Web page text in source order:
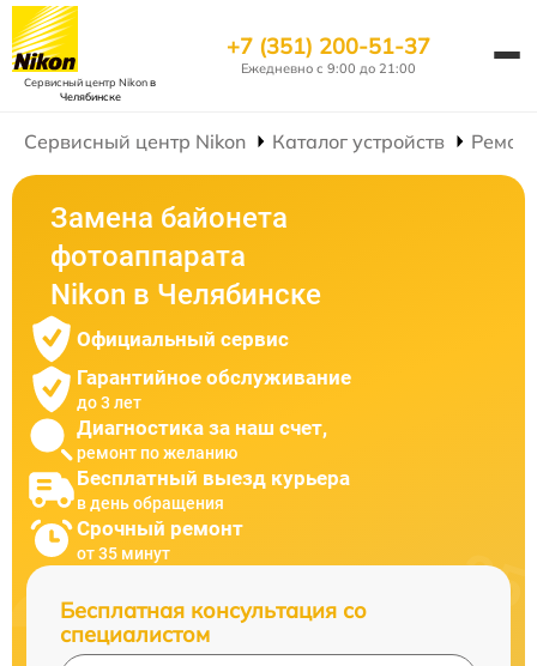
Сервисный центр Nikonв
Челябинске
+7 (351) 200-51-37
Ежедневно с 9:00 до 21:00
Сервисный центр Nikon Каталог устройств
Замена байонета
фотоаппарата
Nikon в Челябинске
Официальный сервис
Гарантийное обслуживание
до 3 лет
Диагностика за наш счет,
ремонт по желанию
Бесплатный выезд курьера
в день обращения
Срочный ремонт
от 35 минут
Бесплатная консультация со
специалистом